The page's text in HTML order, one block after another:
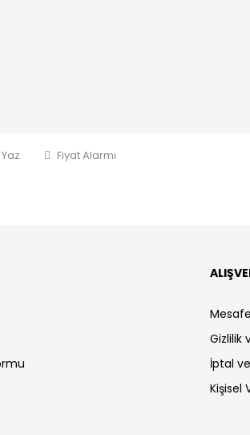
Fiyat Alarmı
Gizlilik
İptal
Kişisel